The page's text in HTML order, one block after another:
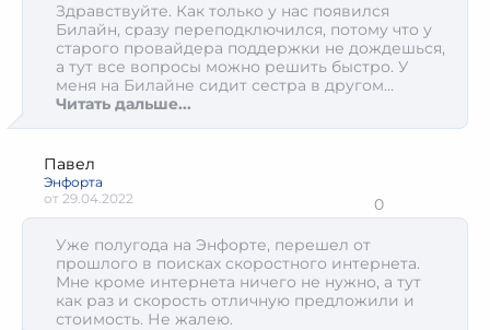
Здравствуйте. Как только у нас появился
Билайн, сразу переподключился, потому что у
старого провайдера поддержки не дождешься,
а тут все вопросы можно решить быстро. У
меня на Билайне сидит сестра в другом
городе, поэтому был наслышан. Очень
Читать дальше...
0
Уже полугода на Энфорте, перешел от
прошлого в поисках скоростного интернета.
Мне кроме интернета ничего не нужно, а тут
как раз и скорость отличную предложили и
стоимость. Не жалею.
Павел
Энфорта
от 29.04.2022